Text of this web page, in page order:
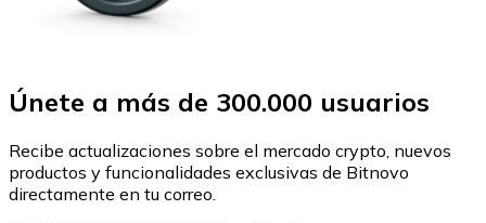
Únete a más de 300.000 usuarios
Recibe actualizaciones sobre el mercado crypto, nuevos
productos y funcionalidades exclusivas de Bitnovo
directamente en tu correo.